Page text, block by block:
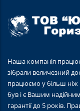
Наша компанія
зібрали величезний
працюємо у більш ніж
був і є Вашим
гарантії до 5 років.